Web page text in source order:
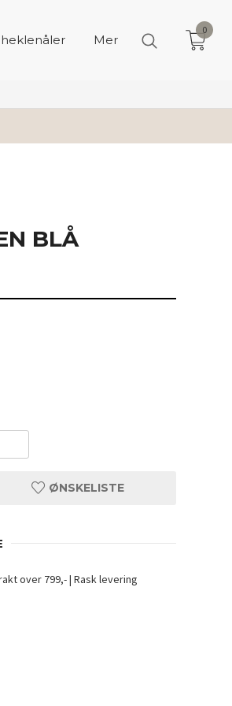
Mer
0
BLÅ
ØNSKELISTE
over 799,- | Rask levering